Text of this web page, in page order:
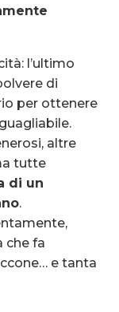
l’ultimo
di
per ottenere
altre
tutte
di un
.
che fa
e tanta